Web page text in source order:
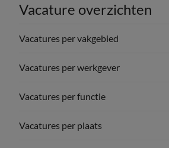
Vacature overzichten
Vacatures per vakgebied
Vacatures per werkgever
Vacatures per functie
Vacatures per plaats